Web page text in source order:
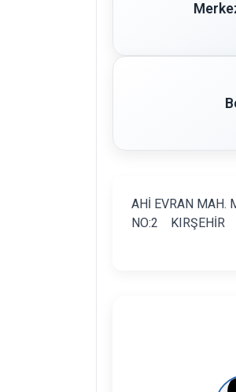
AHİ EVRAN MAH.
NO:2 KIRŞEHİR